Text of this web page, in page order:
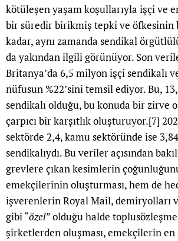
kötüleşen yaşam koşullarıyla işçi ve
bir süredir birikmiş tepki ve öfkesinin
kadar, aynı zamanda sendikal
da yakından ilgili görünüyor. Son
Britanya’da 6,5 milyon işçi sendikalı
nüfusun %22’sini temsil ediyor. Bu,
sendikalı olduğu, bu konuda bir zirve
çarpıcı bir karşıtlık oluşturuyor.[7]
sektörde 2,4, kamu sektöründe ise
sendikalıydı. Bu veriler açısından
grevlere çıkan kesimlerin
emekçilerinin oluşturması, hem de
işverenlerin Royal Mail, demiryolları
gibi “özel” olduğu halde
şirketlerden oluşması, emekçilerin